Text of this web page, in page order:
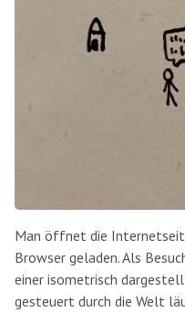
Man öffnet die
Browser geladen. Als
einer isometrisch
gesteuert durch die Welt